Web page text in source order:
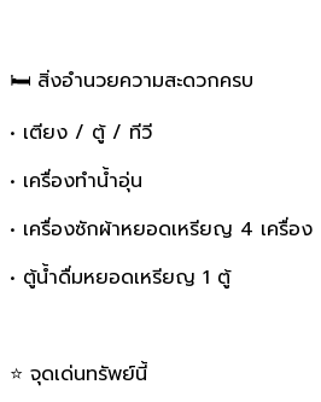
🛏 สิ่งอำนวยความสะดวกครบ
• เตียง / ตู้ / ทีวี
• เครื่องทำน้ำอุ่น
• เครื่องซักผ้าหยอดเหรียญ 4 เครื่อง
• ตู้น้ำดื่มหยอดเหรียญ 1 ตู้
⭐ จุดเด่นทรัพย์นี้